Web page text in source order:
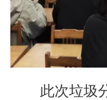
此次垃圾